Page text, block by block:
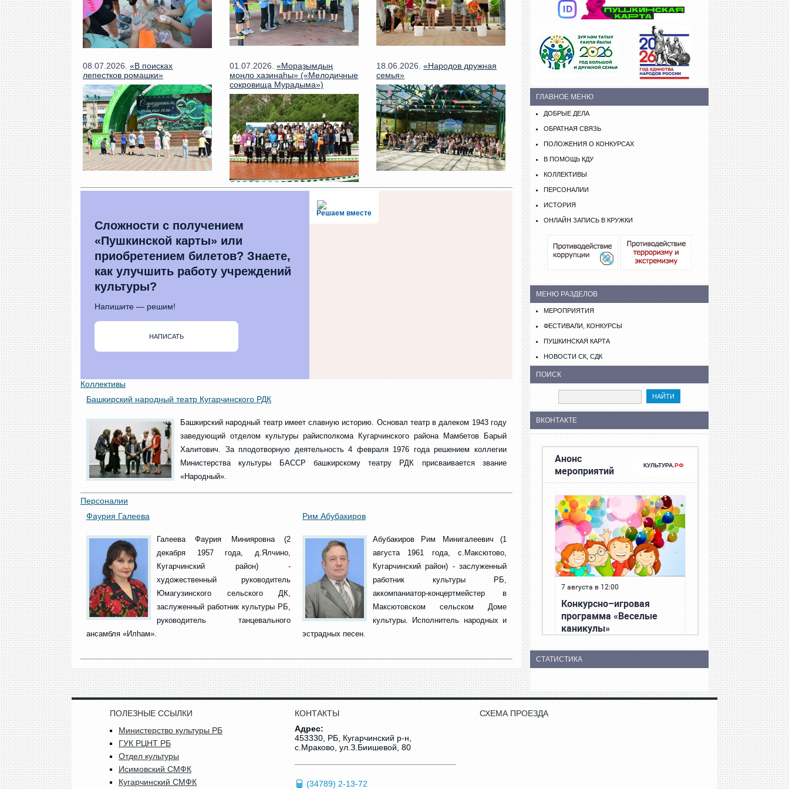
08.07.2026. «В поисках
лепестков ромашки»
01.07.2026. «Мораҙымдың
моңло хазинаһы» («Мелодичные
сокровища Мурадыма»)
18.06.2026. «Народов дружная
семья»
Решаем вместе
Сложности с получением
«Пушкинской карты» или
приобретением билетов? Знаете,
как улучшить работу учреждений
культуры?
Напишите — решим!
НАПИСАТЬ
Коллективы
Башкирский народный театр Кугарчинского РДК
Башкирский народный театр имеет славную историю. Основал театр в далеком 1943 году
заведующий отделом культуры райисполкома Кугарчинского района Мамбетов Барый
Халитович. За плодотворную деятельность 4 февраля 1976 года решением коллегии
Министерства культуры БАССР башкирскому театру РДК присваивается звание
«Народный».
Персоналии
Фаурия Галеева
Галеева Фаурия Минияровна (2
декабря 1957 года, д.Ялчино,
Кугарчинский район) -
художественный руководитель
Юмагузинского сельского ДК,
заслуженный работник культуры РБ,
руководитель танцевального
ансамбля «Илhам».
Рим Абубакиров
Абубакиров Рим Минигалеевич (1
августа 1961 года, с.Максютово,
Кугарчинский район) - заслуженный
работник культуры РБ,
аккомпаниатор-концертмейстер в
Максютовском сельском Доме
культуры. Исполнитель народных и
эстрадных песен.
ГЛАВНОЕ МЕНЮ
ДОБРЫЕ ДЕЛА
ОБРАТНАЯ СВЯЗЬ
ПОЛОЖЕНИЯ О КОНКУРСАХ
В ПОМОЩЬ КДУ
КОЛЛЕКТИВЫ
ПЕРСОНАЛИИ
ИСТОРИЯ
ОНЛАЙН ЗАПИСЬ В КРУЖКИ
МЕНЮ РАЗДЕЛОВ
МЕРОПРИЯТИЯ
ФЕСТИВАЛИ, КОНКУРСЫ
ПУШКИНСКАЯ КАРТА
НОВОСТИ СК, СДК
ПОИСК
ВКОНТАКТЕ
СТАТИСТИКА
ПОЛЕЗНЫЕ ССЫЛКИ
Министерство культуры РБ
ГУК РЦНТ РБ
Отдел культуры
Исимовский СМФК
Кугарчинский СМФК
КОНТАКТЫ
Адрес:
453330, РБ, Кугарчинский р-н,
с.Мраково, ул.З.Биишевой, 80
(34789) 2-13-72
СХЕМА ПРОЕЗДА